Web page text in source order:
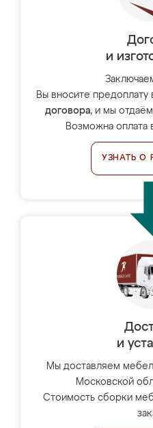
и
Вы вносите предоплату
договора, и мы
Возможна оплата
УЗНАТЬ О
и
Мы доставляем
Московской
Стоимость сборки